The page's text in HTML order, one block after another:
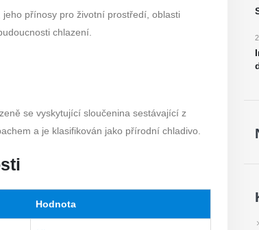
přínosy pro životní prostředí, oblasti
chlazení.
se vyskytující sloučenina sestávající z
a je klasifikován jako přírodní chladivo.
Hodnota